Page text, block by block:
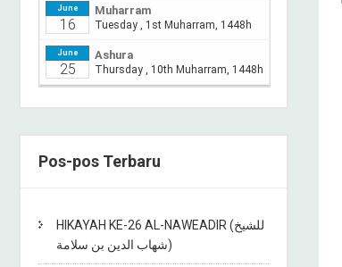
Pos-pos Terbaru
HIKAYAH KE-26 AL-NAWEADIR (للشيخ
شهاب الدين بن سلامة)